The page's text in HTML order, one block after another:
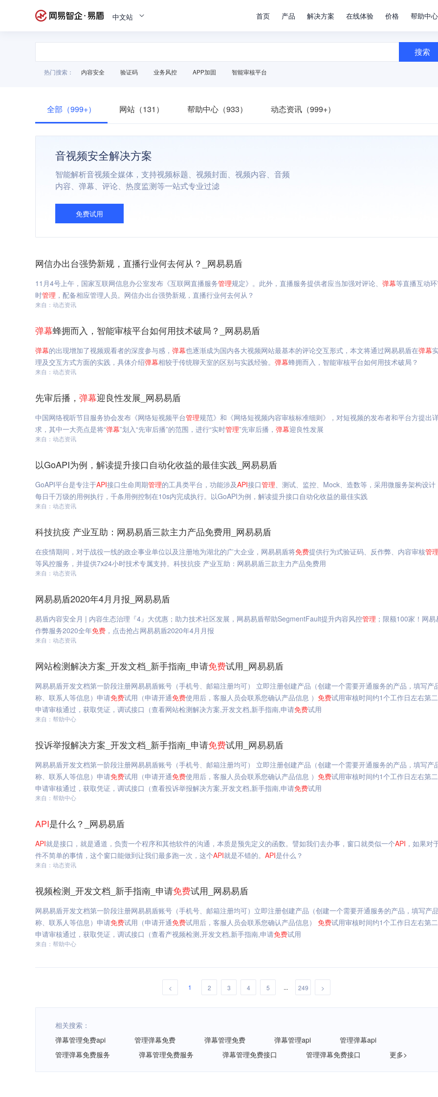
中文站 首页 产品 解决方案 在线体验 价格 帮助中心
搜索
热门搜索： 内容安全 验证码 业务风控 APP加固 智能审核平台
全部（999+） 网站（131） 帮助中心（933） 动态资讯（999+）
音视频安全解决方案
智能解析音视频全媒体，支持视频标题、视频封面、视频内容、音频
内容、弹幕、评论、热度监测等一站式专业过滤
免费试用
网信办出台强势新规，直播行业何去何从？_网易易盾
11月4号上午，国家互联网信息办公室发布《互联网直播服务管理规定》。此外，直播服务提供者应当加强对评论、 弹幕等直播互动
时管理 ，配备相应管理人员。网信办出台强势新规，直播行业何去何从？
来自：动态资讯
弹幕蜂拥而入，智能审核平台如何用技术破局？_网易易盾
弹幕的出现增加了视频观看者的深度参与感， 弹幕也逐渐成为国内各大视频网站最基本的评论交互形式，本文将通过网易易盾在弹幕
理及交互方式方面的实践，具体介绍弹幕相较于传统聊天室的区别与实践经验。 弹幕蜂拥而入，智能审核平台如何用技术破局？
来自：动态资讯
先审后播， 弹幕迎良性发展_网易易盾
中国网络视听节目服务协会发布《网络短视频平台管理规范》和《网络短视频内容审核标准细则》，对短视频的发布者和平台方提出
求，其中一大亮点是将“弹幕”划入“先审后播”的范围，进行“实时管理”先审后播， 弹幕迎良性发展
来自：动态资讯
以GoAPI为例，解读提升接口自动化收益的最佳实践_网易易盾
GoAPI平台是专注于API接口生命周期管理的工具类平台，功能涉及API接口管理、测试、监控、Mock、造数等，采用微服务架构设计
每日千万级的用例执行，千条用例控制在10s内完成执行。以GoAPI为例，解读提升接口自动化收益的最佳实践
来自：动态资讯
科技抗疫 产业互助：网易易盾三款主力产品免费用_网易易盾
在疫情期间，对于战役一线的政企事业单位以及注册地为湖北的广大企业，网易易盾将免费提供行为式验证码、反作弊、内容审核管理
等风控服务，并提供7x24小时技术专属支持。科技抗疫 产业互助：网易易盾三款主力产品免费用
来自：动态资讯
网易易盾2020年4月月报_网易易盾
易盾内容安全月 | 内容生态治理『4』大优惠；助力技术社区发展，网易易盾帮助SegmentFault提升内容风控管理 ；限额100家！网易
作弊服务2020全年免费 ，点击抢占网易易盾2020年4月月报
来自：动态资讯
网站检测解决方案_开发文档_新手指南_申请免费试用_网易易盾
网易易盾开发文档第一阶段注册网易易盾账号（手机号、邮箱注册均可） 立即注册创建产品（创建一个需要开通服务的产品，填写产
称、联系人等信息）申请免费试用（申请开通免费使用后，客服人员会联系您确认产品信息 ） 免费试用审核时间约1个工作日左右第
申请审核通过，获取凭证，调试接口（查看网站检测解决方案,开发文档,新手指南,申请免费试用
来自：帮助中心
投诉举报解决方案_开发文档_新手指南_申请免费试用_网易易盾
网易易盾开发文档第一阶段注册网易易盾账号（手机号、邮箱注册均可） 立即注册创建产品（创建一个需要开通服务的产品，填写产
称、联系人等信息）申请免费试用（申请开通免费使用后，客服人员会联系您确认产品信息 ） 免费试用审核时间约1个工作日左右第
申请审核通过，获取凭证，调试接口（查看投诉举报解决方案,开发文档,新手指南,申请免费试用
来自：帮助中心
API是什么？_网易易盾
API就是接口，就是通道，负责一个程序和其他软件的沟通，本质是预先定义的函数。譬如我们去办事，窗口就类似一个API ，如果对
件不简单的事情，这个窗口能做到让我们最多跑一次，这个API就是不错的。 API是什么？
来自：动态资讯
视频检测_开发文档_新手指南_申请免费试用_网易易盾
网易易盾开发文档第一阶段注册网易易盾账号（手机号、邮箱注册均可）立即注册创建产品（创建一个需要开通服务的产品，填写产
称、联系人等信息）申请免费试用（申请开通免费试用后，客服人员会联系您确认产品信息） 免费试用审核时间约1个工作日左右第
申请审核通过，获取凭证，调试接口（查看产视频检测,开发文档,新手指南,申请免费试用
来自：帮助中心
< 1 2 3 4 5 ... 249 >
相关搜索：
弹幕管理免费api
管理弹幕免费 弹幕管理免费 弹幕管理api
管理弹幕api
管理弹幕免费服务
弹幕管理免费服务 弹幕管理免费接口 管理弹幕免费接口 更多>